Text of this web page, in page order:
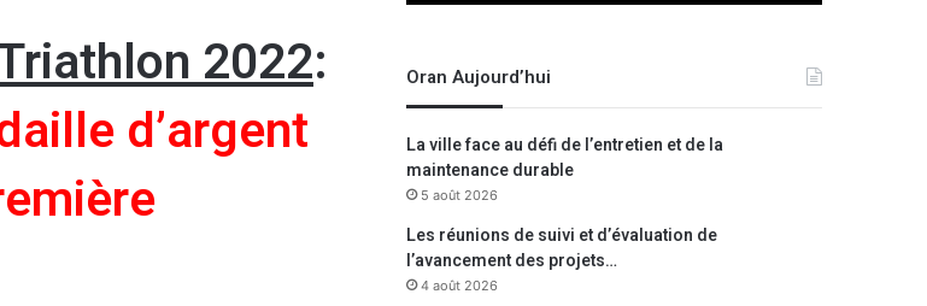
2022:
d’argent
Oran Aujourd’hui
La ville face au défi de l’entretien et de la
maintenance durable
5 août 2026
Les réunions de suivi et d’évaluation de
l’avancement des projets…
4 août 2026